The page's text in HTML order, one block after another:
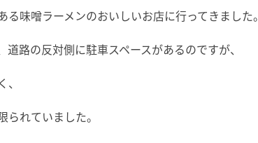
る味噌ラーメンのおいしいお店に行ってきました。
道路の反対側に駐車スペースがあるのですが、
れていました。